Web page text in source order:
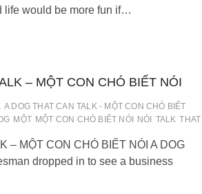
life would be more fun if…
– MỘT CON CHÓ BIẾT NÓI
A DOG THAT CAN TALK - MỘT CON CHÓ BIẾT
MỘT MỘT CON CHÓ BIẾT NÓI NÓI TALK THAT
– MỘT CON CHÓ BIẾT NÓI A DOG
dropped in to see a business